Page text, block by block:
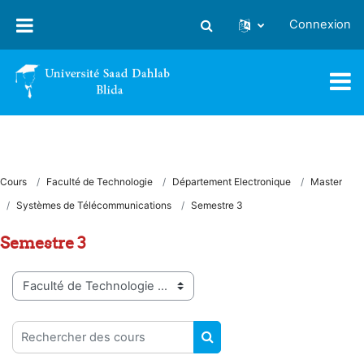
Activer/désactiver la saisie
Connexion
Cours Faculté de Technologie Département Electronique
Master
Systèmes de Télécommunications
Semestre 3
Semestre 3
Catégories de cours
Rechercher des cours
RECHERCHER DES